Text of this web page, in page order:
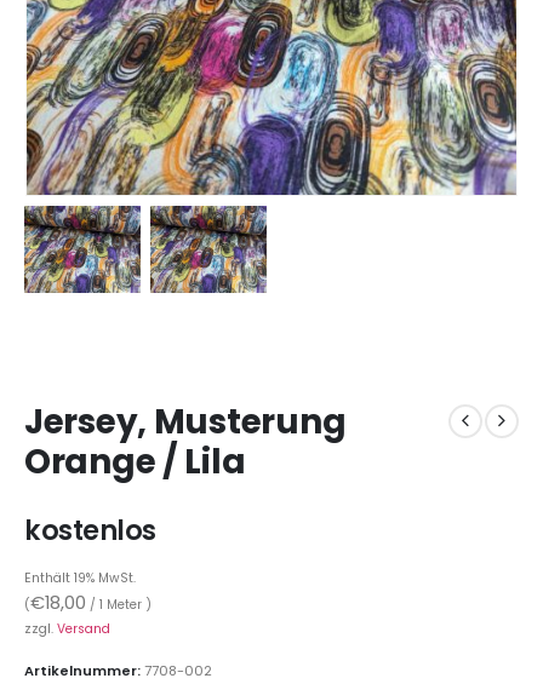
Jersey, Musterung
Orange / Lila
kostenlos
Enthält 19% MwSt.
(€18,00 / 1 Meter )
zzgl. Versand
Artikelnummer:7708-002